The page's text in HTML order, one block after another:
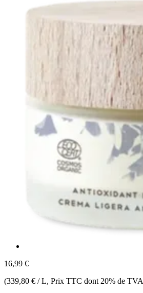
16,99 €
(339,80 € / L, Prix TTC dont 20% de TVA